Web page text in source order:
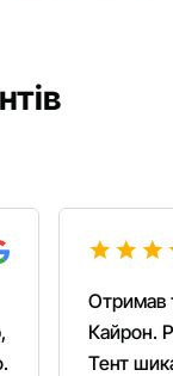
Отримав
Кайрон.
Тент